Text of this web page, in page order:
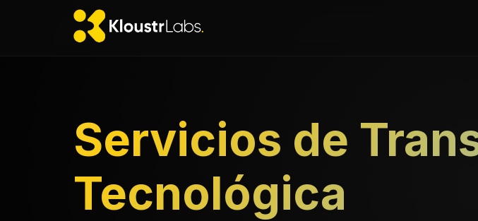
Servicios de
Tecnológica